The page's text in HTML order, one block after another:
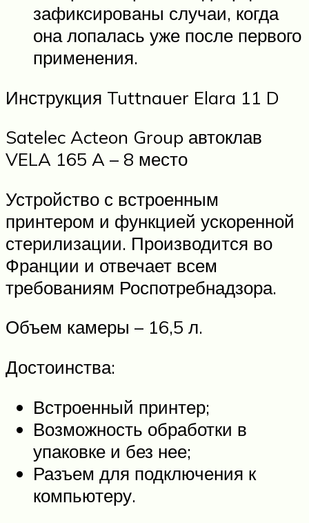
зафиксированы случаи, когда
она лопалась уже после первого
применения.
Инструкция Tuttnauer Elara 11 D
Satelec Acteon Group автоклав
VELA 165 A – 8 место
Устройство с встроенным
принтером и функцией ускоренной
стерилизации. Производится во
Франции и отвечает всем
требованиям Роспотребнадзора.
Объем камеры – 16,5 л.
Достоинства:
Встроенный принтер;
Возможность обработки в
упаковке и без нее;
Разъем для подключения к
компьютеру.